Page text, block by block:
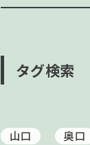
タグ検索
山口 奥口